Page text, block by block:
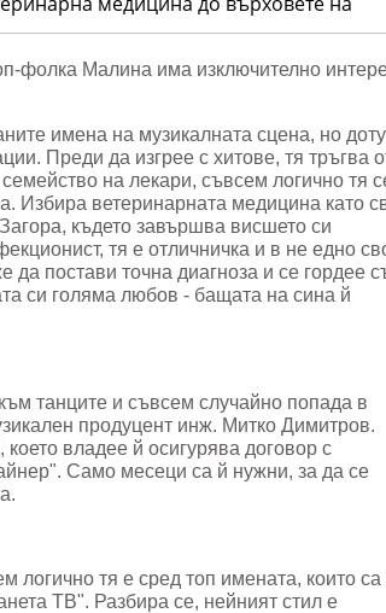
фолка Малина има изключително
имена на музикалната сцена, но
Преди да изгрее с хитове, тя тръгва
на лекари, съвсем логично тя
Избира ветеринарната медицина като
където завършва висшето си
тя е отличничка и в не едно
да постави точна диагноза и се гордее
си голяма любов - бащата на сина й
танците и съвсем случайно попада в
продуцент инж. Митко Димитров.
владее й осигурява договор с
Само месеци са й нужни, за да се
логично тя е сред топ имената, които са
ТВ". Разбира се, нейният стил е